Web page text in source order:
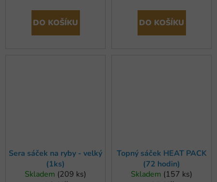
DO KOŠÍKU DO KOŠÍKU
Sera sáček na ryby - velký
(1ks)
Skladem (209 ks)
Topný sáček HEAT PACK
(72 hodin)
Skladem (157 ks)